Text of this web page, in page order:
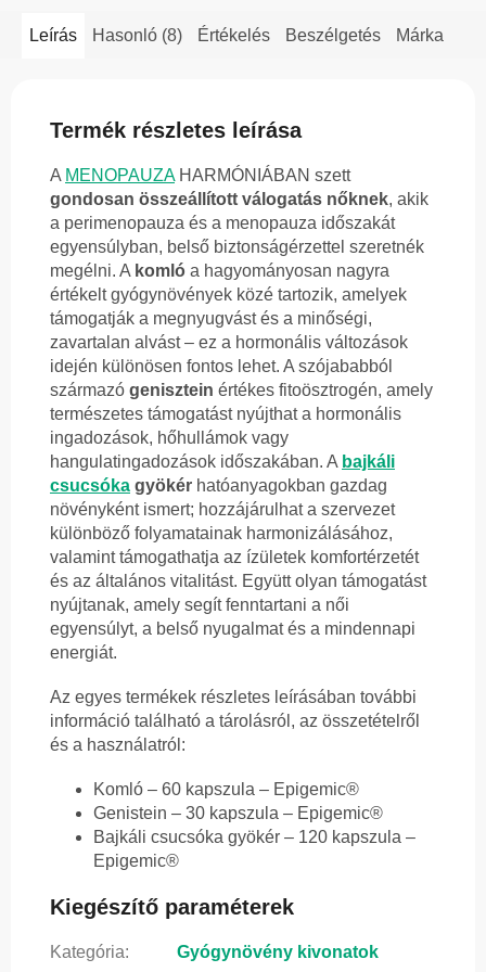
Leírás Hasonló (8) Értékelés Beszélgetés Márka
Termék részletes leírása
A MENOPAUZAHARMÓNIÁBAN szett
gondosan összeállított válogatás nőknek, akik
a perimenopauza és a menopauza időszakát
egyensúlyban, belső biztonságérzettel szeretnék
megélni. A komló a hagyományosan nagyra
értékelt gyógynövények közé tartozik, amelyek
támogatják a megnyugvást és a minőségi,
zavartalan alvást – ez a hormonális változások
idején különösen fontos lehet. A szójababból
származó genisztein értékes fitoösztrogén, amely
természetes támogatást nyújthat a hormonális
ingadozások, hőhullámok vagy
hangulatingadozások időszakában. A bajkáli
csucsóka gyökér hatóanyagokban gazdag
növényként ismert; hozzájárulhat a szervezet
különböző folyamatainak harmonizálásához,
valamint támogathatja az ízületek komfortérzetét
és az általános vitalitást. Együtt olyan támogatást
nyújtanak, amely segít fenntartani a női
egyensúlyt, a belső nyugalmat és a mindennapi
energiát.
Az egyes termékek részletes leírásában további
információ található a tárolásról, az összetételről
és a használatról:
Komló – 60 kapszula – Epigemic®
Genistein – 30 kapszula – Epigemic®
Bajkáli csucsóka gyökér – 120 kapszula –
Epigemic®
Kiegészítő paraméterek
Kategória:
Gyógynövény kivonatok